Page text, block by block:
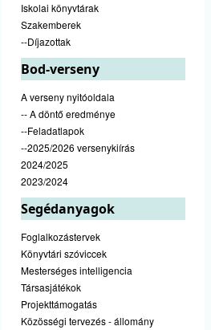
Iskolai könyvtárak
Szakemberek
--Díjazottak
Bod-verseny
A verseny nyitóoldala
-- A döntő eredménye
--Feladatlapok
--2025/2026 versenykiírás
2024/2025
2023/2024
Segédanyagok
Foglalkozástervek
Könyvtári szóviccek
Mesterséges intelligencia
Társasjátékok
Projekttámogatás
Közösségi tervezés - állomány